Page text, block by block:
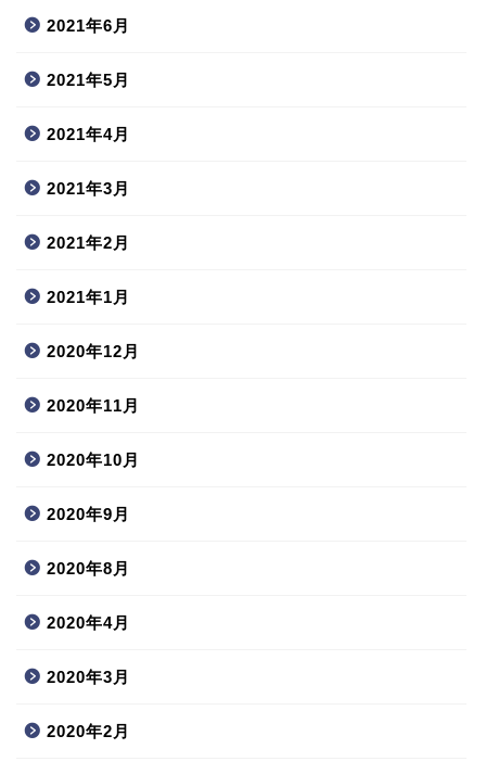
2021年6月
2021年5月
2021年4月
2021年3月
2021年2月
2021年1月
2020年12月
2020年11月
2020年10月
2020年9月
2020年8月
2020年4月
2020年3月
2020年2月